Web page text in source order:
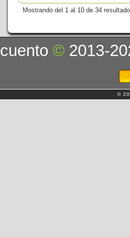
Mostrando del 1 al 10 de 34
cuento© 2013-
©